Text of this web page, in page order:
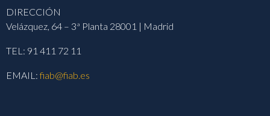
DIRECCIÓN
Velázquez, 64 – 3ª Planta 28001 | Madrid
TEL: 91 411 72 11
EMAIL:fiab@fiab.es